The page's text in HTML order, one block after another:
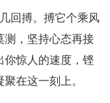
回搏。搏它个乘风
测，坚持心态再接
你惊人的速度，铿
在这一刻上。